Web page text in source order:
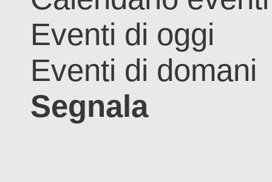
Eventi di oggi
Eventi di domani
Segnala